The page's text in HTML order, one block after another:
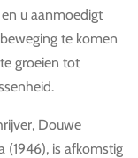
u aanmoedigt
te komen
groeien tot
Douwe
(1946), is afkomstig